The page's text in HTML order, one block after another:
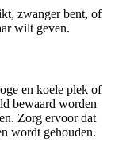
zwanger bent, of
wilt geven.
en koele plek of
bewaard worden
Zorg ervoor dat
wordt gehouden.